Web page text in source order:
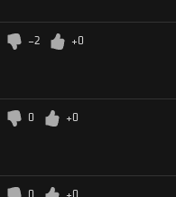
+0
-2
+0
0